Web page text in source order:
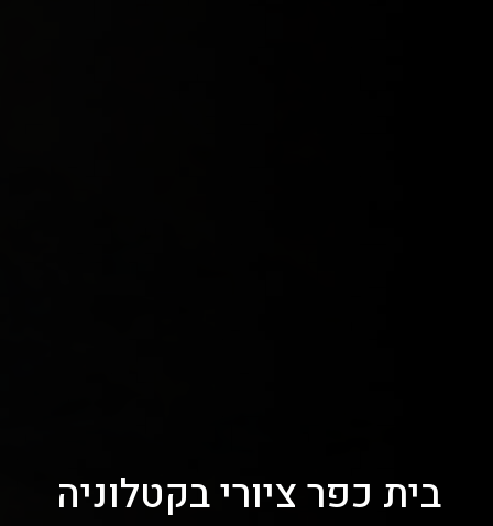
בית כפר ציורי בקטלוניה